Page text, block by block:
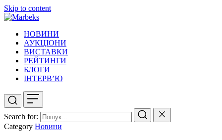
Skip to content
НОВИНИ
АУКЦІОНИ
ВИСТАВКИ
РЕЙТИНГИ
БЛОГИ
ІНТЕРВ’Ю
Search for:
Category Новини